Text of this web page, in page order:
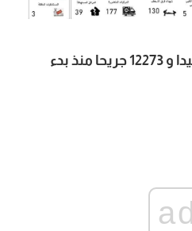
وزارة الصحة: 4335 شهيدا و 12273 جريحا منذ بدء